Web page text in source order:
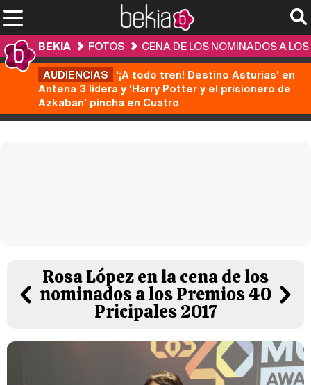
BEKIA FOTOS
CENA DE LOS NOMINADOS A
AUDIENCIAS '¡A todo tren! Destino Asturias' en
Antena 3 lidera y 'Harry Potter y el prisionero de
Azkaban' pincha en Cuatro
Rosa López en la cena de los
nominados a los Premios 40
Pricipales 2017